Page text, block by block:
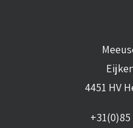
4451 HV
+31(0)85